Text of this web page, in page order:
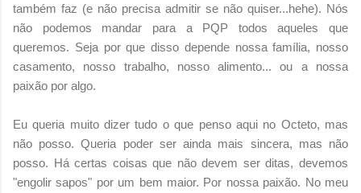
também faz (e não precisa admitir se não quiser...hehe). Nós
não podemos mandar para a PQP todos aqueles que
queremos. Seja por que disso depende nossa família, nosso
casamento, nosso trabalho, nosso alimento... ou a nossa
paixão por algo.
Eu queria muito dizer tudo o que penso aqui no Octeto, mas
não posso. Queria poder ser ainda mais sincera, mas não
posso. Há certas coisas que não devem ser ditas, devemos
"engolir sapos" por um bem maior. Por nossa paixão. No meu